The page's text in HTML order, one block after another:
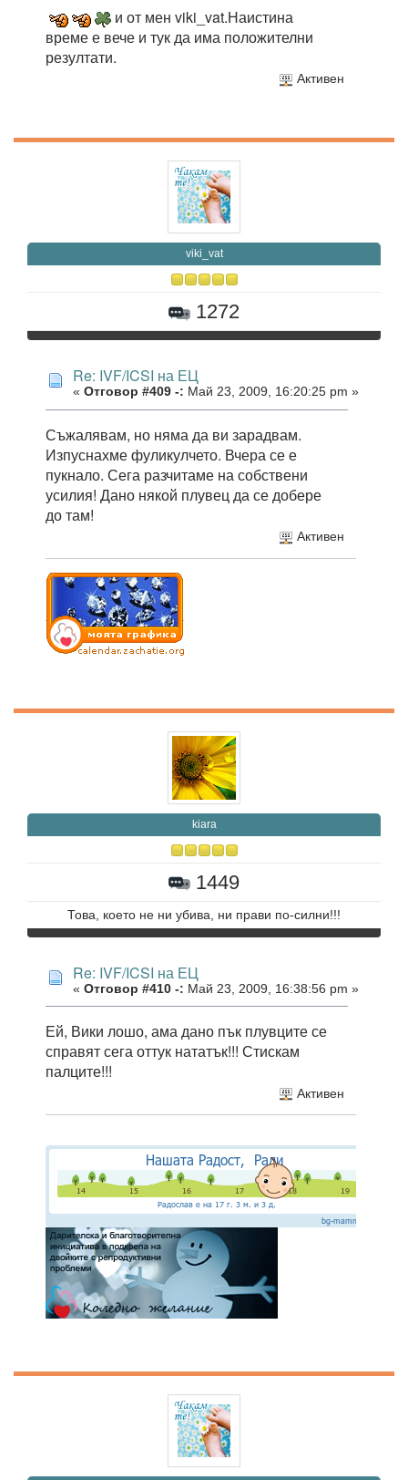
и от мен viki_vat.Наистина
време е вече и тук да има положителни
резултати.
Активен
viki_vat
1272
Re: IVF/ICSI на ЕЦ
« Отговор #409 -: Май 23, 2009, 16:20:25 pm »
Съжалявам, но няма да ви зарадвам.
Изпуснахме фуликулчето. Вчера се е
пукнало. Сега разчитаме на собствени
усилия! Дано някой плувец да се добере
до там!
Активен
kiara
1449
Това, което не ни убива, ни прави по-силни!!!
Re: IVF/ICSI на ЕЦ
« Отговор #410 -: Май 23, 2009, 16:38:56 pm »
Ей, Вики лошо, ама дано пък плувците се
справят сега оттук нататък!!! Стискам
палците!!!
Активен